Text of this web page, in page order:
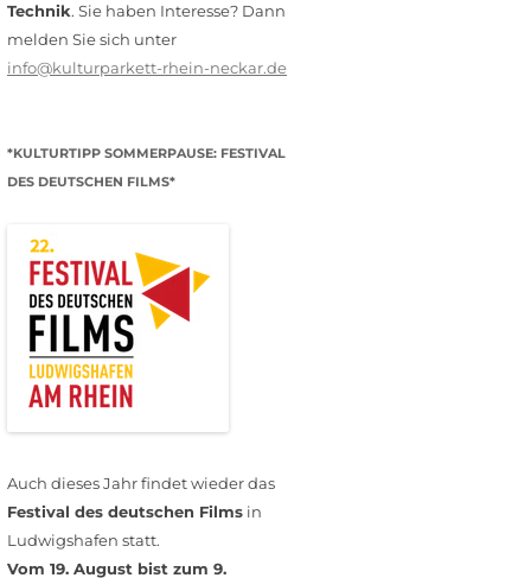
Technik. Sie haben Interesse? Dann
melden Sie sich unter
info@kulturparkett-rhein-neckar.de
*KULTURTIPP SOMMERPAUSE: FESTIVAL
DES DEUTSCHEN FILMS*
Auch dieses Jahr findet wieder das
Festival des deutschen Films in
Ludwigshafen statt.
Vom 19. August bist zum 9.